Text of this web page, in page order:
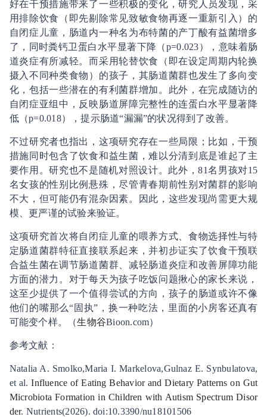
好在干预措施带来了一些积极的变化，研究人员发现，采
用排除饮食（即先剔除常见致敏食物再逐一重新引入）的
自闭症儿童，肠道内一种名为布特菌的产丁酸有益菌增多
了，同时粪钙卫蛋白水平显著下降（p=0.023），意味着肠
道炎症有所减轻。而采用轮替饮食（即在设定周期内轮换
摄入不同种类食物）的孩子，其肠道菌群也发生了多向变
化，包括一些潜在的有利菌群增加。此外，在完成随访的
自闭症亚组中，反映肠道屏障完整性的连蛋白水平显著降
低（p=0.018），提示肠道“漏漏”的状况得到了改善。
不过研究者也指出，这项研究存在一些局限；比如，干预
措施同时包含了饮食和益生菌，难以分清到底是谁起了主
要作用。研究也不是随机对照设计。此外，81名男孩对15
名女孩的性别比例悬殊，尽管青春期前性别对菌群的影响
不大，但可能仍有混杂因素。因此，这些发现尚需更大规
模、更严谨的试验来验证。
这项研究首次将自闭症儿童的喂养方式、食物选择性与特
定肠道菌群特征直接联系起来，并初步证实了饮食干预联
合益生菌在调节肠道菌群、减轻肠道炎症和改善屏障功能
方面的潜力。对于每天为孩子吃饭问题揪心的家长来说，
这至少提供了一个值得尝试的方向，孩子的肠道或许不像
他们的嘴那么“固执”，换一种吃法，里面的小房客还真有
可能变个样。（生物谷Bioon.com）
参考文献：
Natalia A. Smolko,Maria I. Markelova,Gulnaz E. Synbulatova,
et al.Influence of Eating Behavior and Dietary Patterns on Gut
Microbiota Formation in Children with Autism Spectrum Disor
der. Nutrients(2026). doi:10.3390/nu18101506